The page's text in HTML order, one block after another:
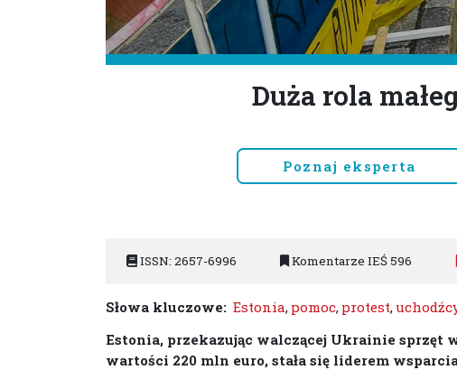
Duża rola
Poznaj eksperta
ISSN: 2657-6996 Komentarze IEŚ 596
Słowa kluczowe: Estonia, pomoc, protest,
Estonia, przekazując walczącej Ukrainie sprzęt
wartości 220 mln euro, stała się liderem